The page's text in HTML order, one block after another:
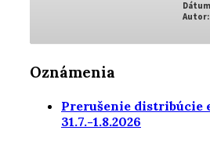
Autor:
Oznámenia
Prerušenie
31.7.-1.8.2026